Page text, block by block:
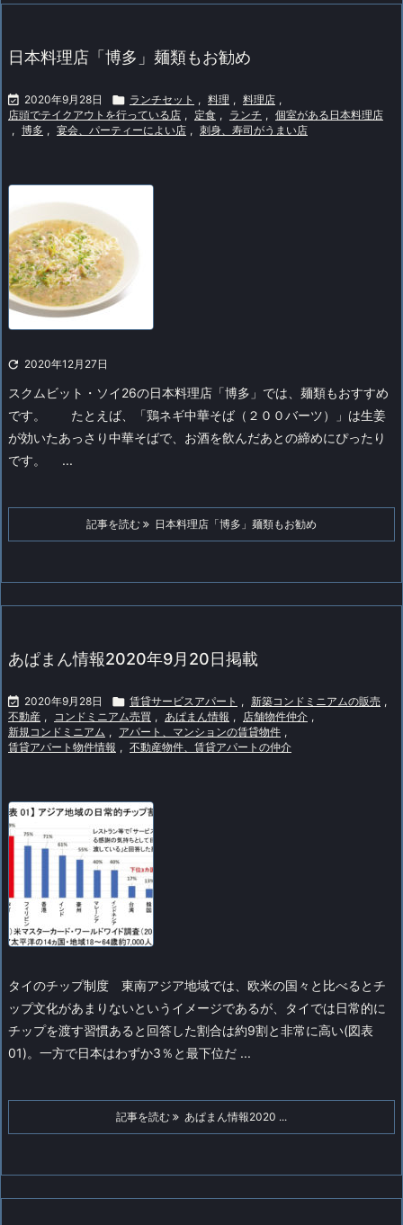
日本料理店「博多」麺類もお勧め
 2020年9月28日  ランチセット , 料理 , 料理店 ,
店頭でテイクアウトを行っている店 , 定食 , ランチ , 個室がある日本料理店
, 博多 , 宴会、パーティーによい店 , 刺身、寿司がうまい店
 2020年12月27日
スクムビット・ソイ26の日本料理店「博多」では、麺類もおすすめ
です。
たとえば、「鶏ネギ中華そば（２００バーツ）」は生姜
が効いたあっさり中華そばで、お酒を飲んだあとの締めにぴったり
です。
...
記事を読む 日本料理店「博多」麺類もお勧め
あぱまん情報2020年9月20日掲載
 2020年9月28日  賃貸サービスアパート , 新築コンドミニアムの販売 ,
不動産 , コンドミニアム売買 , あぱまん情報 , 店舗物件仲介 ,
新規コンドミニアム , アパート、マンションの賃貸物件 ,
賃貸アパート物件情報 , 不動産物件、賃貸アパートの仲介
タイのチップ制度
東南アジア地域では、欧米の国々と比べるとチ
ップ文化があまりないというイメージであるが、タイでは日常的に
チップを渡す習慣あると回答した割合は約9割と非常に高い(図表
01)。一方で日本はわずか3％と最下位だ ...
記事を読む あぱまん情報2020 ...